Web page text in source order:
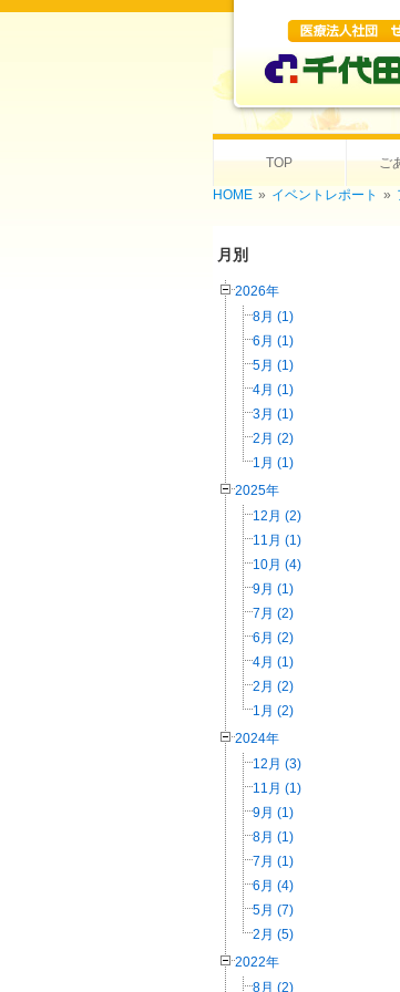
TOP ご
HOME » イベントレポート »
月別
2026年
8月 (1)
6月 (1)
5月 (1)
4月 (1)
3月 (1)
2月 (2)
1月 (1)
2025年
12月 (2)
11月 (1)
10月 (4)
9月 (1)
7月 (2)
6月 (2)
4月 (1)
2月 (2)
1月 (2)
2024年
12月 (3)
11月 (1)
9月 (1)
8月 (1)
7月 (1)
6月 (4)
5月 (7)
2月 (5)
2022年
8月 (2)